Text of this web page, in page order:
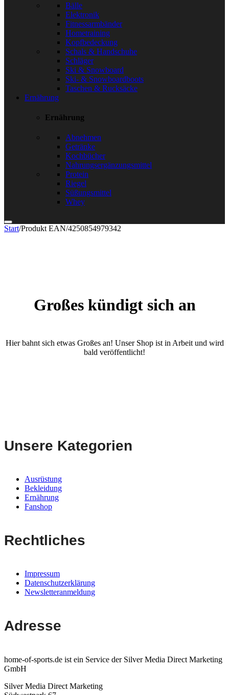
Bälle
Elektronik
Fitnessarmbänder
Hometraining
Kopfbedeckung
Schals & Handschuhe
Schläger
Ski & Snowboard
Ski- & Snowboardboots
Taschen & Rucksäcke
Ernährung
Ernährung
Abnehmen
Getränke
Kochbücher
Nahrungsergänzungsmittel
Protein
Riegel
Süßungsmittel
Whey
Start/Produkt EAN/4250854979342
Großes kündigt sich an
Hier bahnt sich etwas Großes an! Unser Shop ist in Arbeit und wird
bald veröffentlicht!
Unsere Kategorien
Ausrüstung
Bekleidung
Ernährung
Fanshop
Rechtliches
Impressum
Datenschutzerklärung
Newsletteranmeldung
Adresse
home-of-sports.de ist ein Service der Silver Media Direct Marketing
GmbH
Silver Media Direct Marketing